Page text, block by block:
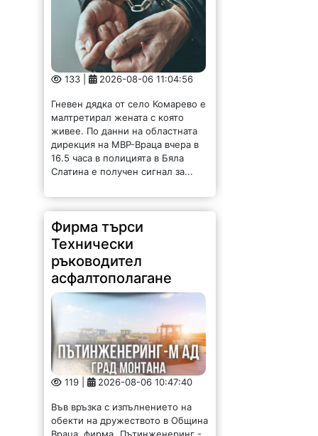
133 | 2026-08-06 11:04:56
Гневен дядка от село Комарево е
малтретирал жената с която
живее. По данни на областната
дирекция на МВР-Враца вчера в
16.5 часа в полицията в Бяла
Слатина е получен сигнал за...
Фирма търси
Технически
ръководител
асфалтополагане
119 | 2026-08-06 10:47:40
Във връзка с изпълнението на
обекти на дружеството в Община
Враца, фирма „Пътинженеринг -